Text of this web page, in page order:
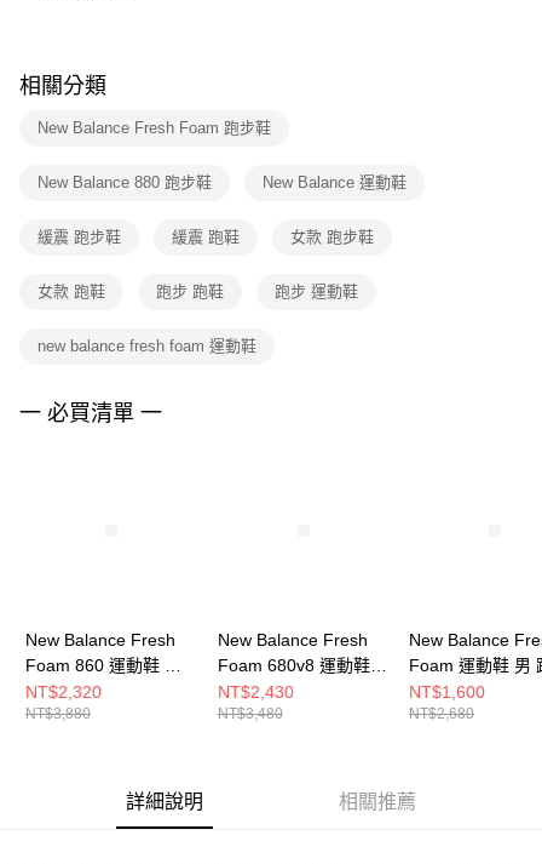
※ 交易是否成功請以「AFTEE先享後付 」之結帳頁面顯示為準，若有關於
是否繳費成功／繳費後需取消欲退款等相關疑問，請聯繫「AFTEE先享後付
客戶支援中心」 https://netprotections.freshdesk.com/support/home
１．透過由恩沛科技股份有限公司提供之「AFTEE先享後付」服務完成之交
權轉讓予恩沛科技股份有限公司。
３．未成年的使用者請事先徵得法定代理人或監護人之同意方可使用
任。
請求用戶進行身份認證。
５．嚴禁一人註冊多個帳號或使用他人資訊註冊。若發現惡意使用之情形，
相關分類
New Balance Fresh Foam 跑步鞋
New Balance 880 跑步鞋 New Balance 運動鞋
緩震 跑步鞋 緩震 跑鞋 女款 跑步鞋
女款 跑鞋 跑步 跑鞋 跑步 運動鞋
new balance fresh foam 運動鞋
一 必買清單 一
New Balance Fresh
Foam 860 運動鞋 女
跑步鞋 W86014A-D
NT$2,320
NT$3,880
New Balance Fresh
Foam 680v8 運動鞋
男 跑步鞋
M680WBK8-2E
NT$2,430
NT$3,480
New Balance
Foam 運動鞋 男
鞋 MAMASSA1-
NT$1,600
NT$2,680
詳細說明 相關推薦